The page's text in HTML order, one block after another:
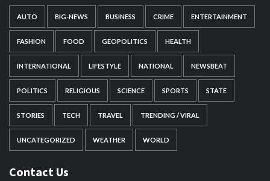
AUTO BIG-NEWS BUSINESS CRIME ENTERTAINMENT
FASHION FOOD GEOPOLITICS HEALTH
INTERNATIONAL LIFESTYLE NATIONAL NEWSBEAT
POLITICS RELIGIOUS SCIENCE SPORTS STATE
STORIES TECH TRAVEL TRENDING / VIRAL
UNCATEGORIZED WEATHER WORLD
Contact Us